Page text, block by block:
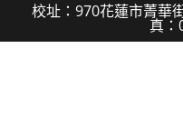
校址：970花蓮市菁
真：